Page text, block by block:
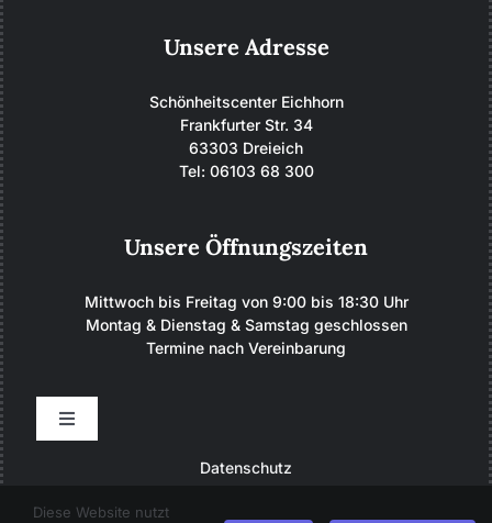
Unsere Adresse
Schönheitscenter Eichhorn
Frankfurter Str. 34
63303 Dreieich
Tel: 06103 68 300
Unsere Öffnungszeiten
Mittwoch bis Freitag von 9:00 bis 18:30 Uhr
Montag & Dienstag & Samstag geschlossen
Termine nach Vereinbarung
Toggle
Datenschutz
Diese Website nutzt